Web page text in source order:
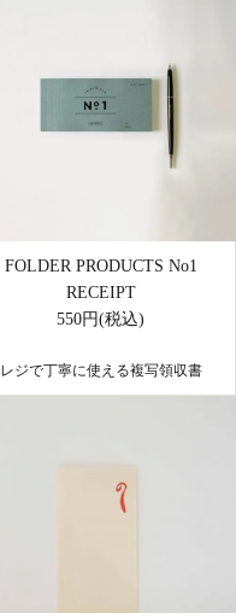
FOLDER PRODUCTS No1
RECEIPT
550円(税込)
レジで丁寧に使える複写領収書